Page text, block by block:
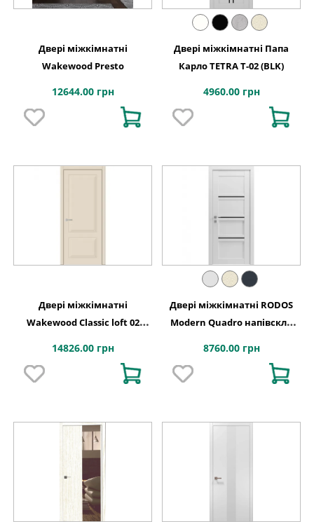
Двері міжкімнатні
Wakewood Presto
12644.00 грн
Двері міжкімнатні Папа
Карло TETRA Т-02 (BLK)
4960.00 грн
Двері міжкімнатні
Wakewood Classic loft 02
14826.00 грн
Двері міжкімнатні RODOS
Modern Quadro напівскло
8760.00 грн